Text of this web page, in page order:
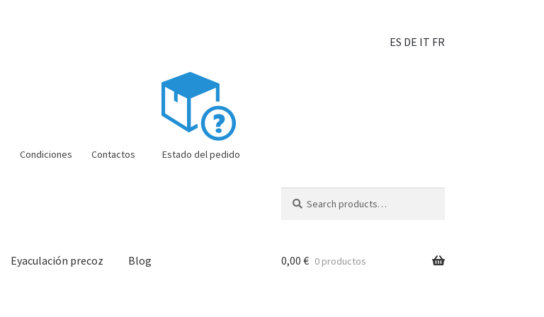
ES DE IT FR
Condiciones Contactos Estado del pedido
Eyaculación precoz Blog 0,00 € 0 productos